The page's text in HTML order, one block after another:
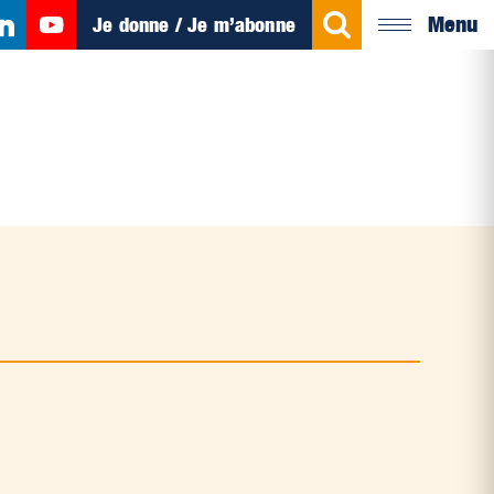
Je donne / Je m’abonne Menu